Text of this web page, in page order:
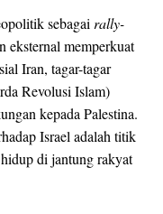
sebagai rally-
eksternal memperkuat
Iran, tagar-tagar
Revolusi Islam)
kepada Palestina.
Israel adalah titik
di jantung rakyat